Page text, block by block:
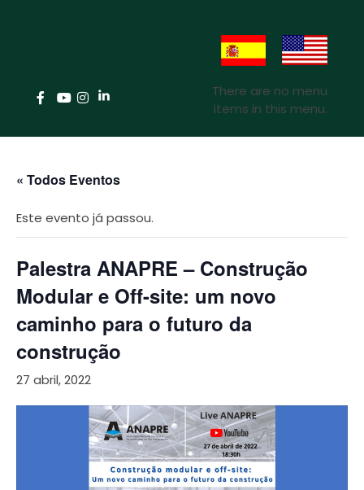
There are no menu
items in this menu.
« Todos Eventos
Este evento já passou.
Palestra ANAPRE – Construção
Modular e Off-site: um novo
caminho para o futuro da
construção
27 abril, 2022